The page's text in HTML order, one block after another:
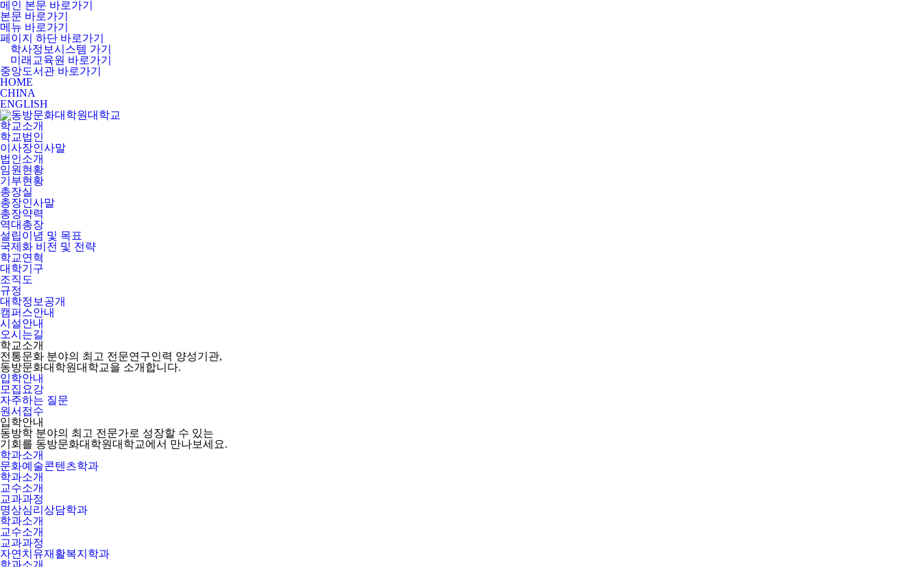
메인 본문 바로가기
본문 바로가기
메뉴 바로가기
페이지 하단 바로가기
학사정보시스템 가기
미래교육원 바로가기
중앙도서관 바로가기
HOME
CHINA
ENGLISH
학교소개
학교법인
이사장인사말
법인소개
임원현황
기부현황
총장실
총장인사말
총장약력
역대총장
설립이념 및 목표
국제화 비전 및 전략
학교연혁
대학기구
조직도
규정
대학정보공개
캠퍼스안내
시설안내
오시는길
학교소개
전통문화 분야의 최고 전문연구인력 양성기관,
동방문화대학원대학교을 소개합니다.
입학안내
모집요강
자주하는 질문
원서접수
입학안내
동방학 분야의 최고 전문가로 성장할 수 있는
기회를 동방문화대학원대학교에서 만나보세요.
학과소개
문화예술콘텐츠학과
학과소개
교수소개
교과과정
명상심리상담학과
학과소개
교수소개
교과과정
자연치유재활복지학과
학과소개